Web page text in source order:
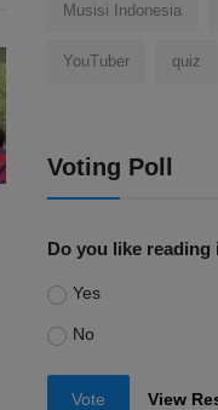
Musisi Indonesia
YouTuber quiz
Voting Poll
Do you like reading
Yes
No
Vote View